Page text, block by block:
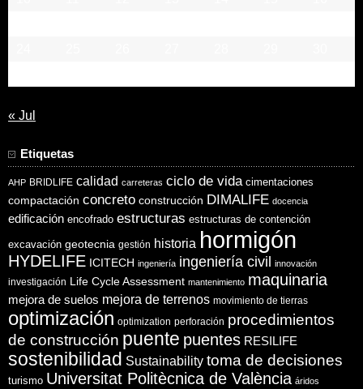
« Jul
Etiquetas
AHP BRIDLIFE calidad carreteras ciclo de vida cimentaciones
compactación concreto construcción DIMALIFE docencia
edificación encofrado estructuras estructuras de contención
excavación geotecnia gestión historia hormigón
HYDELIFE ICITECH ingeniería ingeniería civil innovación
investigación Life Cycle Assessment mantenimiento maquinaria
mejora de suelos mejora de terrenos movimiento de tierras
optimización optimization perforación procedimientos
de construcción puente puentes RESILIFE
sostenibilidad Sustainability toma de decisiones
turismo Universitat Politècnica de València áridos